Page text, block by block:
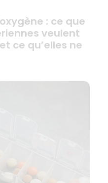
: ce que
veulent
ce qu’elles ne